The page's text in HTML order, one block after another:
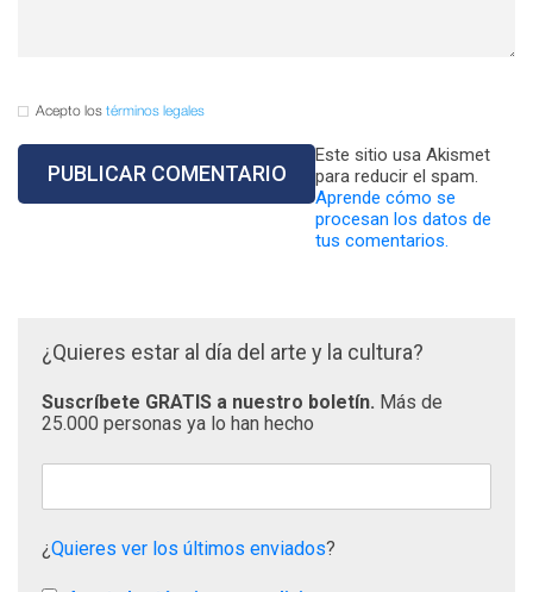
Acepto los términos legales
Este sitio usa Akismet
para reducir el spam.
Aprende cómo se
procesan los datos de
tus comentarios.
¿Quieres estar al día del arte y la cultura?
Suscríbete GRATIS a nuestro boletín. Más de
25.000 personas ya lo han hecho
¿Quieres ver los últimos enviados?